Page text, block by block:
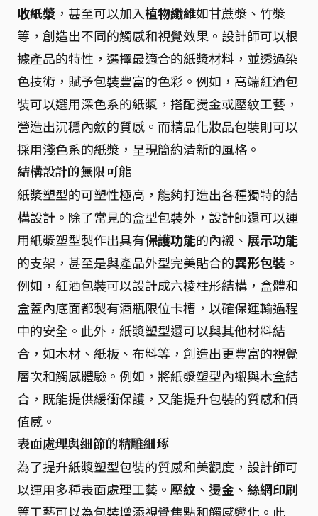
收紙漿 ，甚至可以加入植物纖維如甘蔗漿、竹漿
等，創造出不同的觸感和視覺效果。設計師可以根
據產品的特性，選擇最適合的紙漿材料，並透過染
色技術，賦予包裝豐富的色彩。例如，高端紅酒包
裝可以選用深色系的紙漿，搭配燙金或壓紋工藝，
營造出沉穩內斂的質感。而精品化妝品包裝則可以
採用淺色系的紙漿，呈現簡約清新的風格。
結構設計的無限可能
紙漿塑型的可塑性極高，能夠打造出各種獨特的結
構設計。除了常見的盒型包裝外，設計師還可以運
用紙漿塑型製作出具有保護功能的內襯、 展示功能
的支架，甚至是與產品外型完美貼合的異形包裝 。
例如，紅酒包裝可以設計成六棱柱形結構，盒體和
盒蓋內底面都製有酒瓶限位卡槽，以確保運輸過程
中的安全。此外，紙漿塑型還可以與其他材料結
合，如木材、紙板、布料等，創造出更豐富的視覺
層次和觸感體驗。例如，將紙漿塑型內襯與木盒結
合，既能提供緩衝保護，又能提升包裝的質感和價
值感。
表面處理與細節的精雕細琢
為了提升紙漿塑型包裝的質感和美觀度，設計師可
以運用多種表面處理工藝。 壓紋 、 燙金 、 絲網印刷
等工藝可以為包裝增添視覺焦點和觸感變化。此